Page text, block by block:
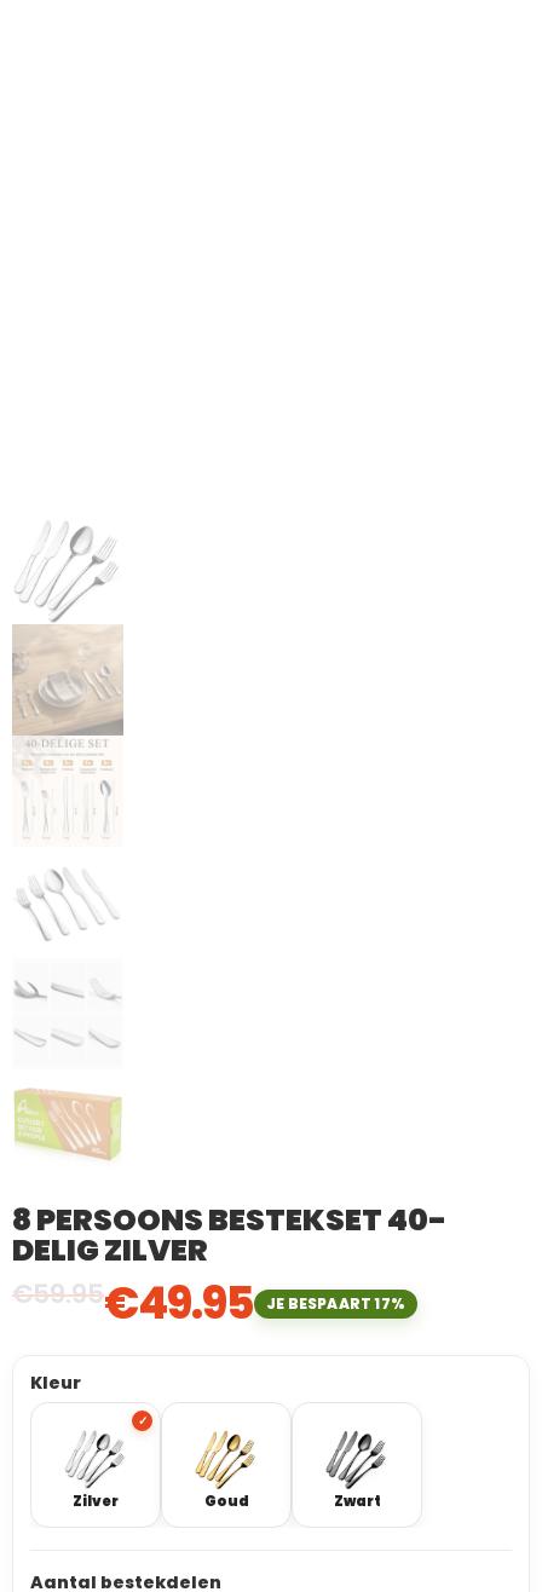
8 PERSOONS BESTEKSET 40-
DELIG ZILVER
€59.95€49.95 JE BESPAART 17%
Kleur
Zilver Goud Zwart
Aantal bestekdelen